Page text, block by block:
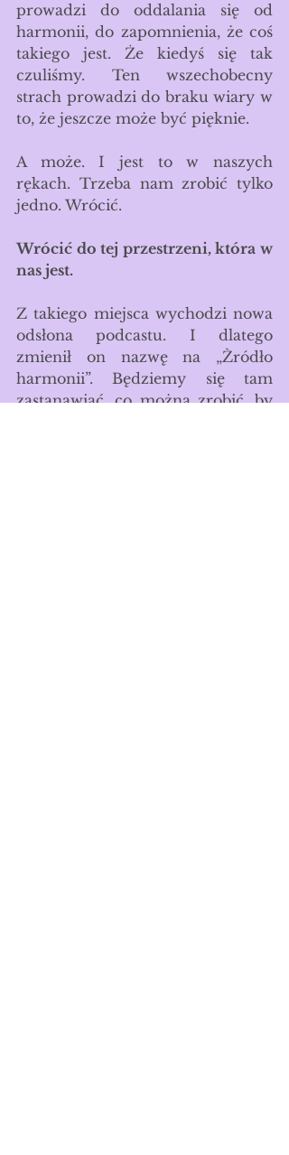
prowadzi do oddalania się od
harmonii, do zapomnienia, że coś
takiego jest. Że kiedyś się tak
czuliśmy. Ten wszechobecny
strach prowadzi do braku wiary w
to, że jeszcze może być pięknie.
A może. I jest to w naszych
rękach. Trzeba nam zrobić tylko
jedno. Wrócić.
Wrócić do tej przestrzeni, która w
nas jest.
Z takiego miejsca wychodzi nowa
odsłona podcastu. I dlatego
zmienił on nazwę na „Źródło
harmonii”. Będziemy się tam
zastanawiać, co można zrobić, by